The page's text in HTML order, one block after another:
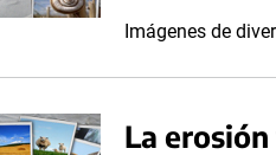
Imágenes de
La